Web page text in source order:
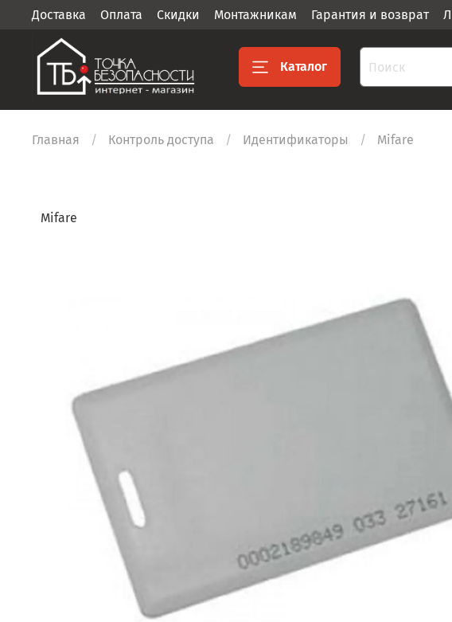
Доставка Оплата Скидки Монтажникам Гарантия и возврат
Каталог
Главная Контроль доступа Идентификаторы Mifare
Mifare